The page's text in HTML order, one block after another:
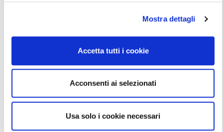
Mostra dettagli
Accetta tutti i cookie
Acconsenti ai selezionati
Usa solo i cookie necessari